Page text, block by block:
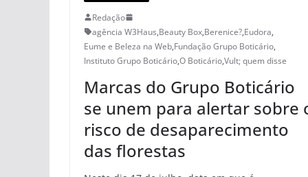
Redação
agência W3Haus,Beauty Box,Berenice?,Eudora,
Eume e Beleza na Web,Fundação Grupo Boticário,
Instituto Grupo Boticário,O Boticário,Vult; quem disse
Marcas do Grupo Boticário
se unem para alertar sobre
risco de desaparecimento
das florestas